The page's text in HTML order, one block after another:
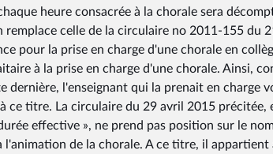
heure consacrée à la chorale sera
remplace celle de la circulaire no 2011-155 du
pour la prise en charge d'une chorale en
à la prise en charge d'une chorale. Ainsi,
dernière, l'enseignant qui la prenait en charge
ce titre. La circulaire du 29 avril 2015 précitée,
effective », ne prend pas position sur le
de la chorale. A ce titre, il